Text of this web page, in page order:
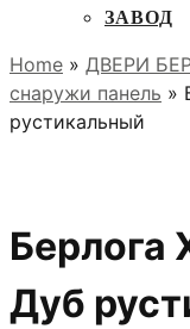
ЗАВОД
Home » ДВЕРИ
снаружи панель »
рустикальный
Дуб